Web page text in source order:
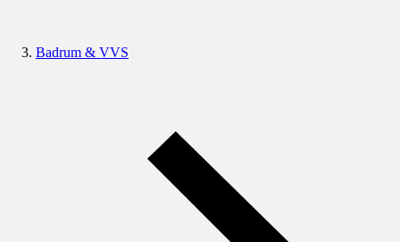
Badrum & VVS